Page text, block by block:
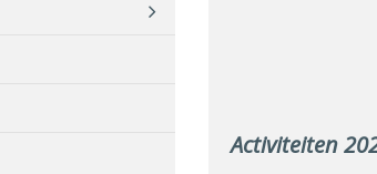
Activiteiten